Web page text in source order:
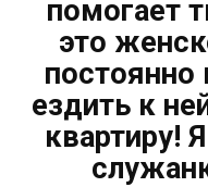
помогает
это
постоянно
ездить к
квартиру!